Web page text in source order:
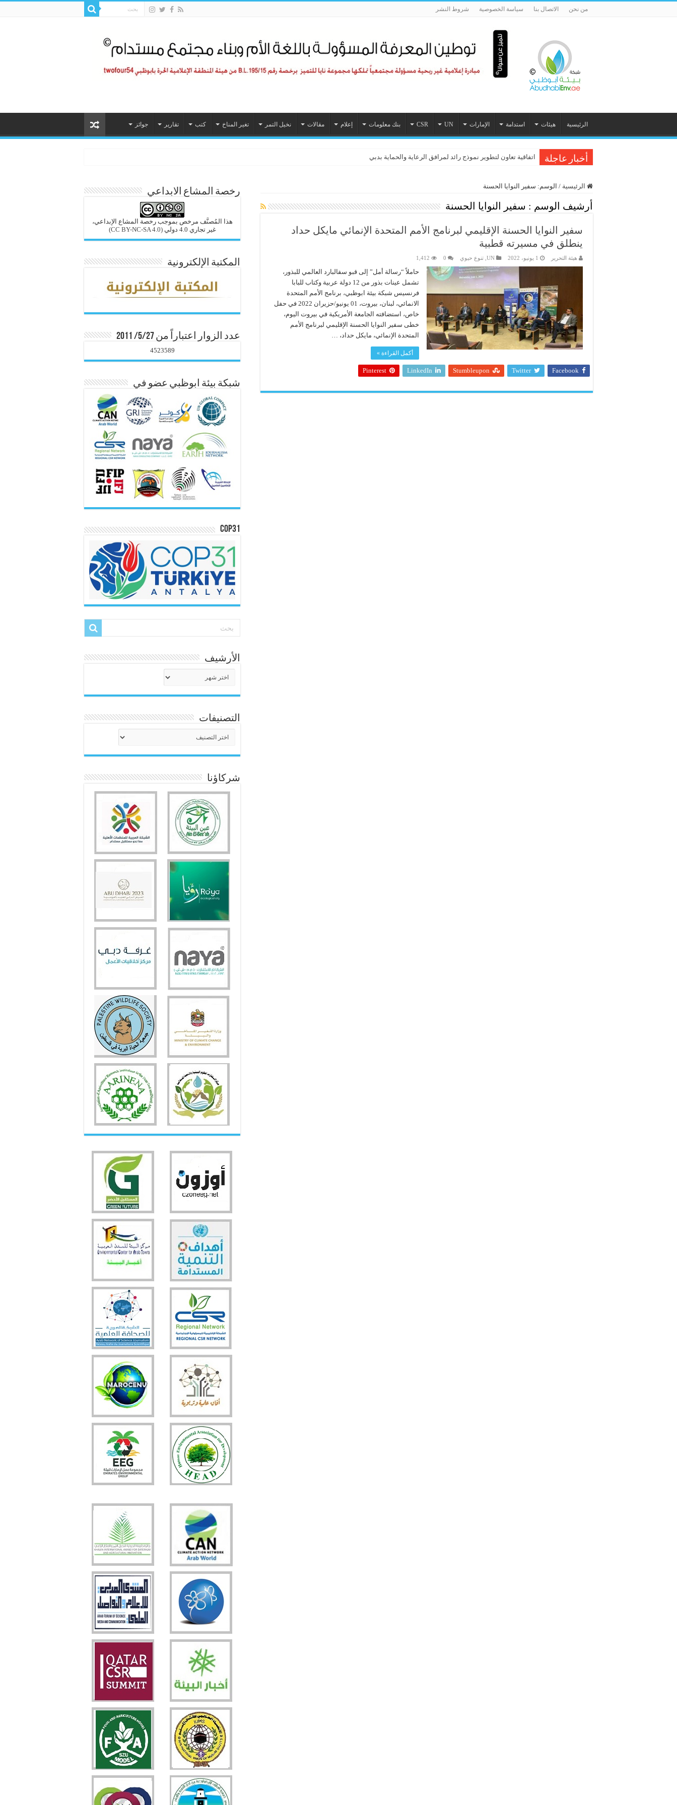
من نحن الاتصال بنا سياسة الخصوصية شروط النشر
الرئيسية هيئات استدامة الإمارات UN
CSR بنك معلومات إعلام مقالات نخيل التمر تغير المناخ كتب تقارير جوائز
أخبار عاجلة اتفاقية تعاون لتطوير نموذج رائد لمرافق الرعاية والحماية بدبي
الرئيسية / الوسم: سفير النوايا الحسنة
أرشيف الوسم : سفير النوايا الحسنة
سفير النوايا الحسنة الإقليمي لبرنامج الأمم المتحدة الإنمائي مايكل حداد
ينطلق في مسيرته قطبية
هيئة التحرير 1 يونيو، 2022 UN تنوع حيوي 0
1,412
حاملاً “رسالة أمل” إلى قبو سفالبارد العالمي للبذور،
تشمل عينات بذور من 12 دولة عربية وكتاب للبابا
فرنسيس شبكة بيئة ابوظبي، برنامج الأمم المتحدة
الانمائي، لبنان، بيروت، 01 يونيو/حزيران 2022 في حفل
خاص، استضافته الجامعة الأمريكية في بيروت اليوم،
خطى سفير النوايا الحسنة الإقليمي لبرنامج الأمم
المتحدة الإنمائي، مايكل حداد، …
أكمل القراءة »
Facebook
Twitter
Stumbleupon
LinkedIn
Pinterest
رخصة المشاع الابداعي
هذا المُصنَّف مرخص بموجب رخصة المشاع الإبداعي،
غير تجاري 4.0 دولي
(CC BY-NC-SA 4.0)
المكتبة الإلكترونية
عدد الزوار اعتباراً من 5/27/ 2011
4523589
شبكة بيئة ابوظبي عضو في
COP31
الأرشيف
التصنيفات
شركاؤنا